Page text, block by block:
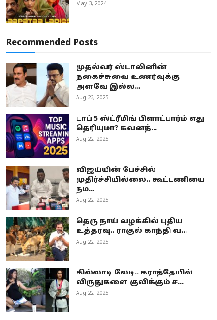
May 3, 2024
Recommended Posts
முதல்வர் ஸ்டாலினின்
நகைச்சுவை உணர்வுக்கு
அளவே இல்ல...
Aug 22, 2025
டாப் 5 ஸ்ட்ரீமிங் பிளாட்பார்ம் எது
தெரியுமா? கவனத்...
Aug 22, 2025
விஜய்யின் பேச்சில்
முதிர்ச்சியில்லை.. கூட்டணியை
நம...
Aug 22, 2025
தெரு நாய் வழக்கில் புதிய
உத்தரவு.. ராகுல் காந்தி வ...
Aug 22, 2025
கில்லாடி லேடி.. கராத்தேயில்
விருதுகளை குவிக்கும் ச...
Aug 22, 2025